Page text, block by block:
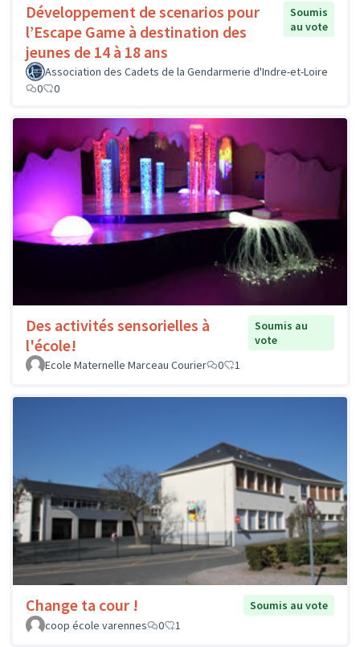
Développement de scenarios pour
l’Escape Game à destination des
jeunes de 14 à 18 ans
Soumis
au vote
Association des Cadets de la Gendarmerie d'Indre-et-Loire
0
0
Des activités sensorielles à
l'école!
Soumis au
vote
Ecole Maternelle Marceau Courier
0 1
Change ta cour !
Soumis au vote
coop école varennes
0 1